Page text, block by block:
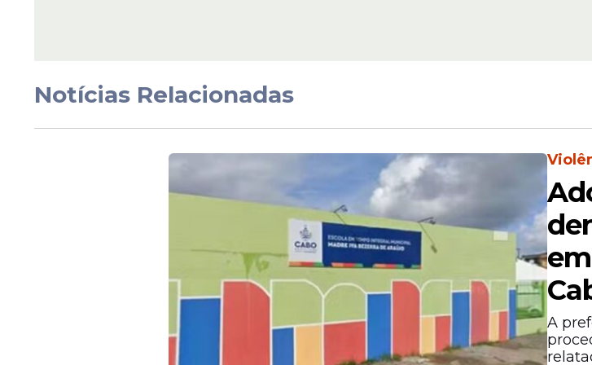
A Basarnas informou ainda que enviará um helicóptero na manhã de
Notícias Relacionadas
A